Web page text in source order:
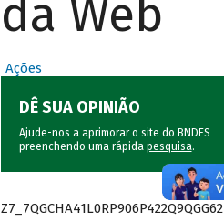
da Web
Ações
DÊ SUA OPINIÃO
Ajude-nos a aprimorar o site do BNDES
preenchendo uma rápida pesquisa.
Z7_7QGCHA41L0RP906P422Q9QGG62